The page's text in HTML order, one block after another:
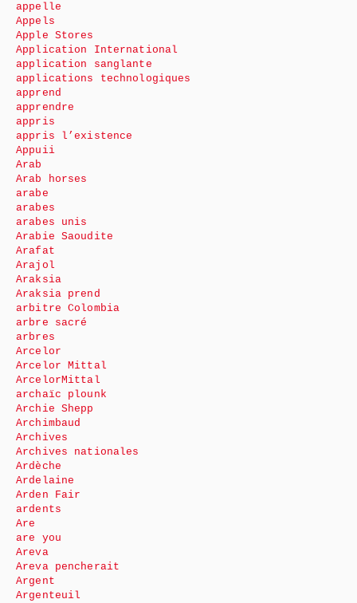
appelle
Appels
Apple Stores
Application International
application sanglante
applications technologiques
apprend
apprendre
appris
appris l’existence
Appuii
Arab
Arab horses
arabe
arabes
arabes unis
Arabie Saoudite
Arafat
Arajol
Araksia
Araksia prend
arbitre Colombia
arbre sacré
arbres
Arcelor
Arcelor Mittal
ArcelorMittal
archaïc plounk
Archie Shepp
Archimbaud
Archives
Archives nationales
Ardèche
Ardelaine
Arden Fair
ardents
Are
are you
Areva
Areva pencherait
Argent
Argenteuil